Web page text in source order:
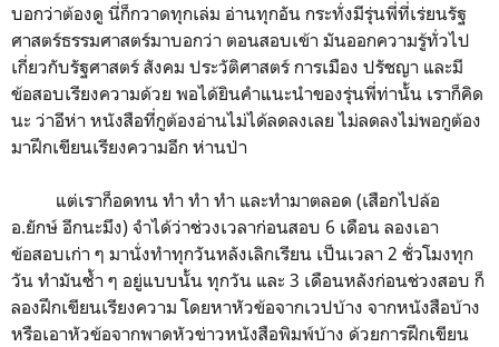
บอกว่าต้องดู นี่ก็กวาดทุกเล่ม อ่านทุกอัน กระทั่งมีรุ่นพี่ที่เร่ยนรัฐ
ศาสตร์ธรรมศาสตร์มาบอกว่า ตอนสอบเข้า มันออกความรู้ทั่วไป
เกี่ยวกับรัฐศาสตร์ สังคม ประวัติศาสตร์ การเมือง ปรัชญา และมี
ข้อสอบเรียงความด้วย พอได้ยินคำแนะนำของรุ่นพี่ท่านั้น เราก็คิด
นะ ว่าอีห่า หนังสือที่กูต้องอ่านไม่ได้ลดลงเลย ไม่ลดลงไม่พอกูต้อง
มาฝึกเขียนเรียงความอีก ห่านป่า
แต่เราก็อดทน ทำ ทำ ทำ และทำมาตลอด (เสือกไปล้อ
อ.ยักษ์ อีกนะมึง) จำได้ว่าช่วงเวลาก่อนสอบ 6 เดือน ลองเอา
ข้อสอบเก่า ๆ มานั่งทำทุกวันหลังเลิกเรียน เป็นเวลา 2 ชั่วโมงทุก
วัน ทำมันซ้ำ ๆ อยู่แบบนั้น ทุกวัน และ 3 เดือนหลังก่อนช่วงสอบ ก็
ลองฝึกเขียนเรียงความ โดยหาหัวข้อจากเวปบ้าง จากหนังสือบ้าง
หรือเอาหัวข้อจากพาดหัวข่าวหนังสือพิมพ์บ้าง ด้วยการฝึกเขียน